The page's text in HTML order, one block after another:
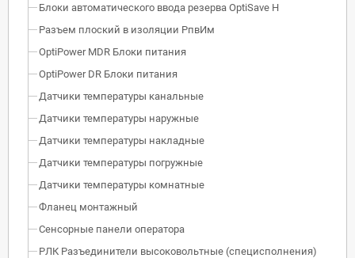
Блоки автоматического ввода резерва OptiSave H
Разъем плоский в изоляции РпвИм
OptiPower MDR Блоки питания
OptiPower DR Блоки питания
Датчики температуры канальные
Датчики температуры наружные
Датчики температуры накладные
Датчики температуры погружные
Датчики температуры комнатные
Фланец монтажный
Сенсорные панели оператора
РЛК Разъединители высоковольтные (специсполнения)